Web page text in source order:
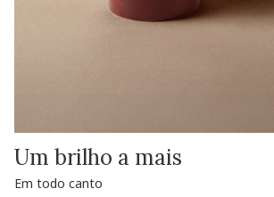
Um brilho a mais
Em todo canto